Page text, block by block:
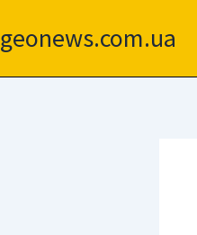
geonews.com.ua